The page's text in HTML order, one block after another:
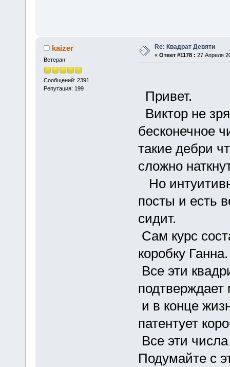
kaizer
Ветеран
Сообщений: 2391
Репутация: 199
Re: Квадрат Девяти
« Ответ #1178 : 27 Апреля
Привет.
Виктор не
бесконечное
такие дебри
сложно
Но
посты и есть
сидит.
Сам курс
коробку Ганна.
Все эти
подтверждает
и в конце
патентует
Все эти
Подумайте с